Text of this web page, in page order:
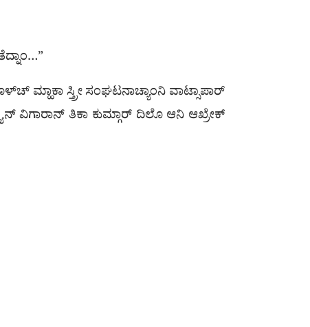
ಸ್ತ್ರೀ ಸಂಘಟನಾಚ್ಯಾಂನಿ ವಾಟ್ಸಾಪಾರ್
ವಿಗಾರಾನ್ ತಿಕಾ ಕುಮ್ಗಾರ್ ದಿಲೊ ಆನಿ ಆಖ್ರೇಕ್